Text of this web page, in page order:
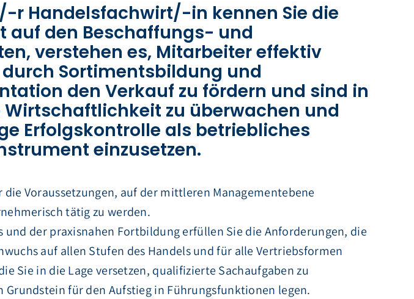
r Handelsfachwirt/-in kennen Sie die
auf den Beschaffungs- und
verstehen es, Mitarbeiter effektiv
durch Sortimentsbildung und
den Verkauf zu fördern und sind in
Wirtschaftlichkeit zu überwachen und
Erfolgskontrolle als betriebliches
einzusetzen.
die Voraussetzungen, auf der mittleren Managementebene
tätig zu werden.
und der praxisnahen Fortbildung erfüllen Sie die Anforderungen, die
auf allen Stufen des Handels und für alle Vertriebsformen
Sie in die Lage versetzen, qualifizierte Sachaufgaben zu
Grundstein für den Aufstieg in Führungsfunktionen legen.